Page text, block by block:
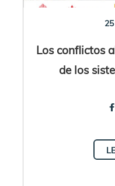
Los conflictos
de los